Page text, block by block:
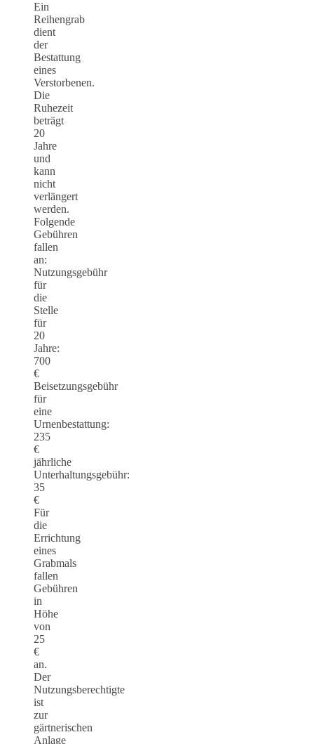
Ein
Reihengrab
dient
der
Bestattung
eines
Verstorbenen.
Die
Ruhezeit
beträgt
20
Jahre
und
kann
nicht
verlängert
werden.
Folgende
Gebühren
fallen
an:
Nutzungsgebühr
für
die
Stelle
für
20
Jahre:
700
€
Beisetzungsgebühr
für
eine
Urnenbestattung:
235
€
jährliche
Unterhaltungsgebühr:
35
€
Für
die
Errichtung
eines
Grabmals
fallen
Gebühren
in
Höhe
von
25
€
an.
Der
Nutzungsberechtigte
ist
zur
gärtnerischen
Anlage